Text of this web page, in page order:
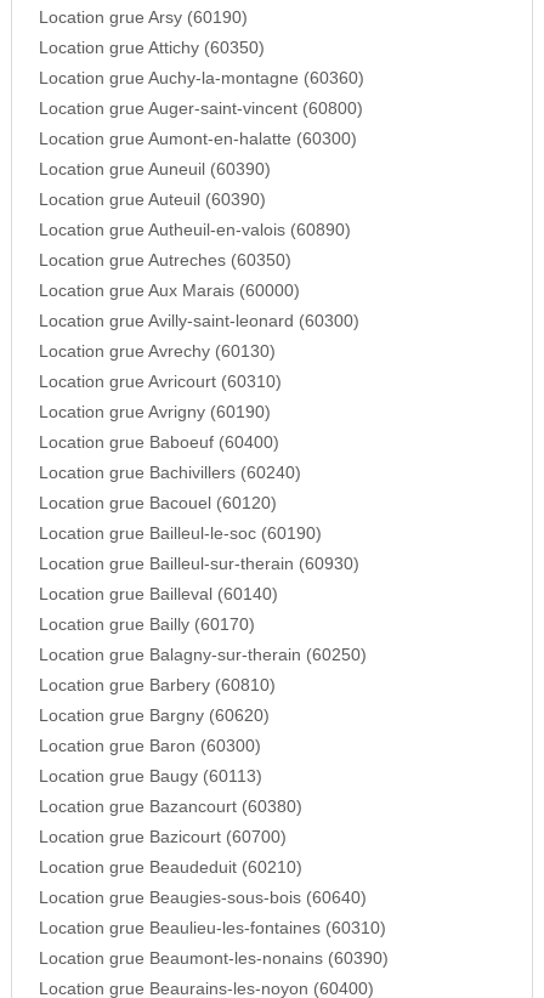
Location grue Arsy (60190)
Location grue Attichy (60350)
Location grue Auchy-la-montagne (60360)
Location grue Auger-saint-vincent (60800)
Location grue Aumont-en-halatte (60300)
Location grue Auneuil (60390)
Location grue Auteuil (60390)
Location grue Autheuil-en-valois (60890)
Location grue Autreches (60350)
Location grue Aux Marais (60000)
Location grue Avilly-saint-leonard (60300)
Location grue Avrechy (60130)
Location grue Avricourt (60310)
Location grue Avrigny (60190)
Location grue Baboeuf (60400)
Location grue Bachivillers (60240)
Location grue Bacouel (60120)
Location grue Bailleul-le-soc (60190)
Location grue Bailleul-sur-therain (60930)
Location grue Bailleval (60140)
Location grue Bailly (60170)
Location grue Balagny-sur-therain (60250)
Location grue Barbery (60810)
Location grue Bargny (60620)
Location grue Baron (60300)
Location grue Baugy (60113)
Location grue Bazancourt (60380)
Location grue Bazicourt (60700)
Location grue Beaudeduit (60210)
Location grue Beaugies-sous-bois (60640)
Location grue Beaulieu-les-fontaines (60310)
Location grue Beaumont-les-nonains (60390)
Location grue Beaurains-les-noyon (60400)